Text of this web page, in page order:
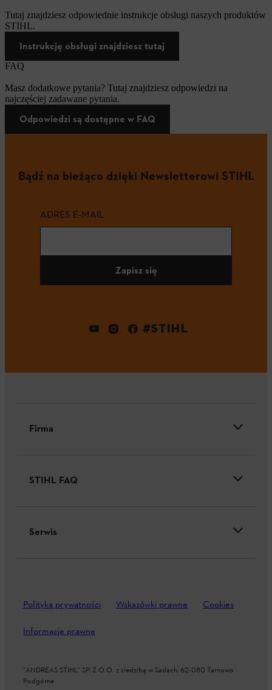
Tutaj znajdziesz odpowiednie instrukcje obsługi naszych produktów
STIHL.
Instrukcję obsługi znajdziesz tutaj
FAQ
Masz dodatkowe pytania? Tutaj znajdziesz odpowiedzi na
najczęściej zadawane pytania.
Odpowiedzi są dostępne w FAQ
Bądź na bieżąco dzięki Newsletterowi STIHL
ADRES E-MAIL
Zapisz się
#STIHL
Firma
STIHL FAQ
Serwis
Polityka prywatności Wskazówki prawne Cookies
Informacje prawne
"ANDREAS STIHL" SP. Z O.O. z siedzibą w Sadach, 62-080 Tarnowo
Podgórne